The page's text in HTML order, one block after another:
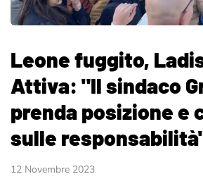
Leone fuggito,
Attiva: "Il sindaco
prenda posizione e
sulle
12 Novembre 2023